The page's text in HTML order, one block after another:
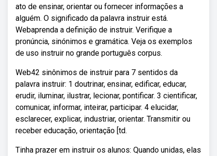
ato de ensinar, orientar ou fornecer informações a
alguém. O significado da palavra instruir está.
Webaprenda a definição de instruir. Verifique a
pronúncia, sinónimos e gramática. Veja os exemplos
de uso instruir no grande português corpus.
Web42 sinônimos de instruir para 7 sentidos da
palavra instruir: 1 doutrinar, ensinar, edificar, educar,
erudir, iluminar, ilustrar, lecionar, pontificar. 3 cientificar,
comunicar, informar, inteirar, participar. 4 elucidar,
esclarecer, explicar, industriar, orientar. Transmitir ou
receber educação, orientação [td.
Tinha prazer em instruir os alunos: Quando unidas, elas